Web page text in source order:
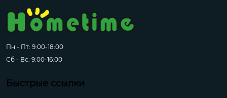
Пн - Пт: 9:00-18:00
Сб - Вс: 9:00-16:00
Быстрые ссылки